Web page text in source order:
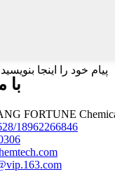
پیام خود را اینجا
با
FORTUNE
18962266846‎